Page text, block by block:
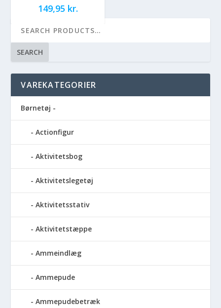
149,95 kr.
SEARCH
VAREKATEGORIER
Børnetøj -
Actionfigur
Aktivitetsbog
Aktivitetslegetøj
Aktivitetsstativ
Aktivitetstæppe
Ammeindlæg
Ammepude
Ammepudebetræk